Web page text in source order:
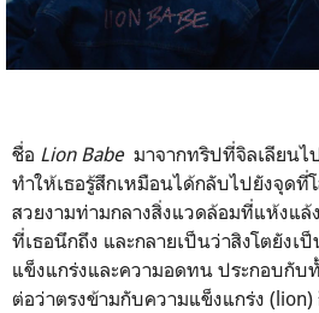
ชื่อ Lion Babeมาจากทริปที่จิลเลียนไ
ทำให้เธอรู้สึกเหมือนได้กลับไปยังจุด
สวยงามท่ามกลางสิ่งแวดล้อมที่แห้งแล้
ที่เธอนึกถึง และกลายเป็นว่าสิงโตยัง
แข็งแกร่งและความอดทน ประกอบกับ
ต่อว่าตรงข้ามกับความแข็งแกร่ง